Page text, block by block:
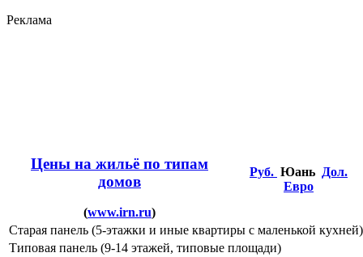
Реклама
Цены на жильё по типам
домов
(www.irn.ru)
Руб. Юань Дол.
Евро
Старая панель (5-этажки и иные квартиры с маленькой кухней)
Типовая панель (9-14 этажей, типовые площади)